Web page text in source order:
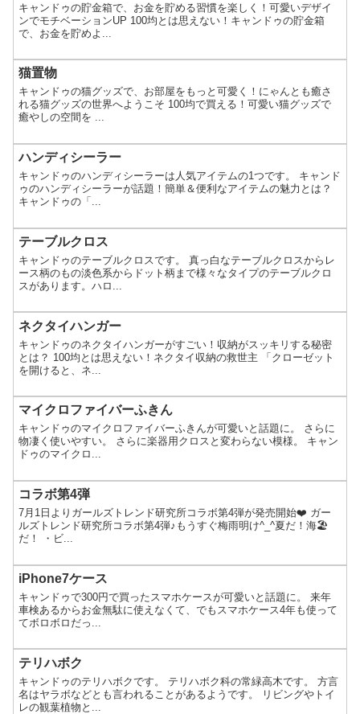
キャンドゥの貯金箱で、お金を貯める習慣を楽しく！可愛いデザイ
ンでモチベーションUP 100均とは思えない！キャンドゥの貯金箱
で、お金を貯めよ...
猫置物
キャンドゥの猫グッズで、お部屋をもっと可愛く！にゃんとも癒さ
れる猫グッズの世界へようこそ 100均で買える！可愛い猫グッズで
癒やしの空間を ...
ハンディシーラー
キャンドゥのハンディシーラーは人気アイテムの1つです。 キャンド
ゥのハンディシーラーが話題！簡単＆便利なアイテムの魅力とは？
キャンドゥの「...
テーブルクロス
キャンドゥのテーブルクロスです。 真っ白なテーブルクロスからレ
ース柄のもの淡色系からドット柄まで様々なタイプのテーブルクロ
スがあります。ハロ...
ネクタイハンガー
キャンドゥのネクタイハンガーがすごい！収納がスッキリする秘密
とは？ 100均とは思えない！ネクタイ収納の救世主 「クローゼット
を開けると、ネ...
マイクロファイバーふきん
キャンドゥのマイクロファイバーふきんが可愛いと話題に。 さらに
物凄く使いやすい。 さらに楽器用クロスと変わらない模様。 キャン
ドゥのマイクロ...
コラボ第4弾
7月1日よりガールズトレンド研究所コラボ第4弾が発売開始❤️ ガー
ルズトレンド研究所コラボ第4弾♪もうすぐ梅雨明け^_^夏だ！海🏖
だ！ ・ビ...
iPhone7ケース
キャンドゥで300円で買ったスマホケースが可愛いと話題に。 来年
車検あるからお金無駄に使えなくて、でもスマホケース4年も使って
てボロボロだっ...
テリハボク
キャンドゥのテリハボクです。 テリハボク科の常緑高木です。 方言
名はヤラボなどとも言われることがあるようです。 リビングやトイ
レの観葉植物と...